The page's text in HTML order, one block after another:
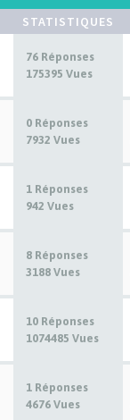
STATISTIQUES
76 Réponses
175395 Vues
0 Réponses
7932 Vues
1 Réponses
942 Vues
8 Réponses
3188 Vues
10 Réponses
1074485 Vues
1 Réponses
4676 Vues